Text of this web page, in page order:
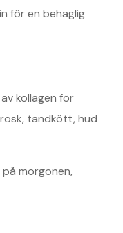
för en behaglig
kollagen för
tandkött, hud
på morgonen,